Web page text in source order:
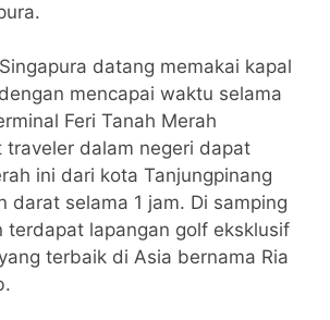
datang memakai kapal
mencapai waktu selama
Feri Tanah Merah
traveler dalam negeri dapat
ini dari kota Tanjungpinang
darat selama 1 jam. Di samping
terdapat lapangan golf eksklusif
terbaik di Asia bernama Ria